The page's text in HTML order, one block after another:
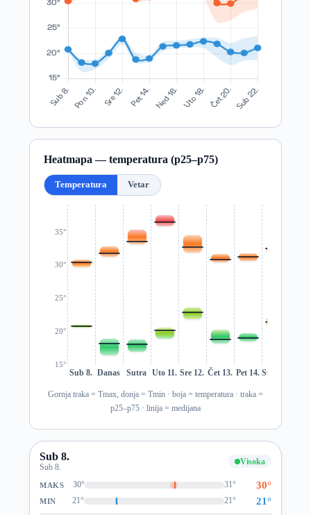
Heatmapa — temperatura (p25–p75)
Temperatura Vetar
15°
20°
25°
30°
35°
Sub 8. Danas Sutra Uto 11. Sre 12. Čet 13. Pet 14. Sub 15.
Gornja traka = Tmax, donja = Tmin · boja = temperatura · traka =
p25–p75 · linija = medijana
Sub 8.
Sub 8.
Visoka
MAKS 30° 31° 30°
MIN 21° 21° 21°